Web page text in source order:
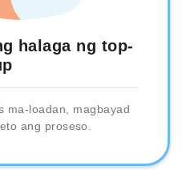
halaga ng top-
ma-loadan, magbayad
ang proseso.